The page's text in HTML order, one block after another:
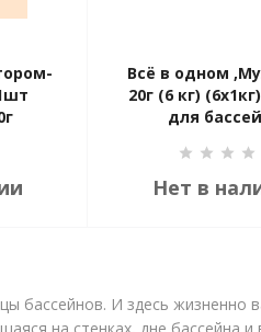
Всё в одном
20г (6 кг)
для
Нет в
бассейнов. И здесь жизненно
на стенках, дне бассейна